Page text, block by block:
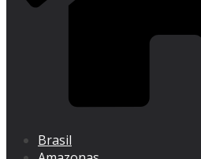
Brasil